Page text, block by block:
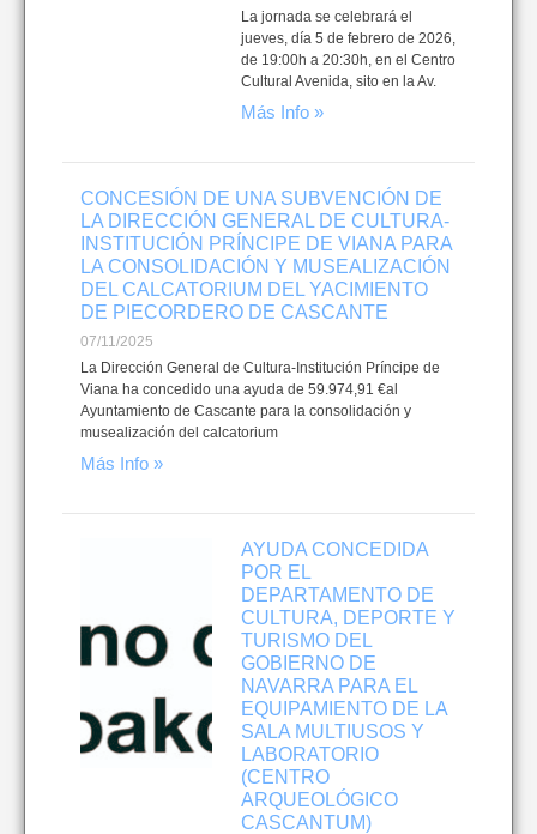
La jornada se celebrará el
jueves, día 5 de febrero de 2026,
de 19:00h a 20:30h, en el Centro
Cultural Avenida, sito en la Av.
Más Info »
CONCESIÓN DE UNA SUBVENCIÓN DE
LA DIRECCIÓN GENERAL DE CULTURA-
INSTITUCIÓN PRÍNCIPE DE VIANA PARA
LA CONSOLIDACIÓN Y MUSEALIZACIÓN
DEL CALCATORIUM DEL YACIMIENTO
DE PIECORDERO DE CASCANTE
07/11/2025
La Dirección General de Cultura-Institución Príncipe de
Viana ha concedido una ayuda de 59.974,91 €al
Ayuntamiento de Cascante para la consolidación y
musealización del calcatorium
Más Info »
AYUDA CONCEDIDA
POR EL
DEPARTAMENTO DE
CULTURA, DEPORTE Y
TURISMO DEL
GOBIERNO DE
NAVARRA PARA EL
EQUIPAMIENTO DE LA
SALA MULTIUSOS Y
LABORATORIO
(CENTRO
ARQUEOLÓGICO
CASCANTUM)